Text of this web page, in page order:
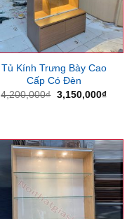
Tủ Kính Trưng Bày Cao
Cấp Có Đèn
4,200,000₫ Giá
3,150,000₫Giá